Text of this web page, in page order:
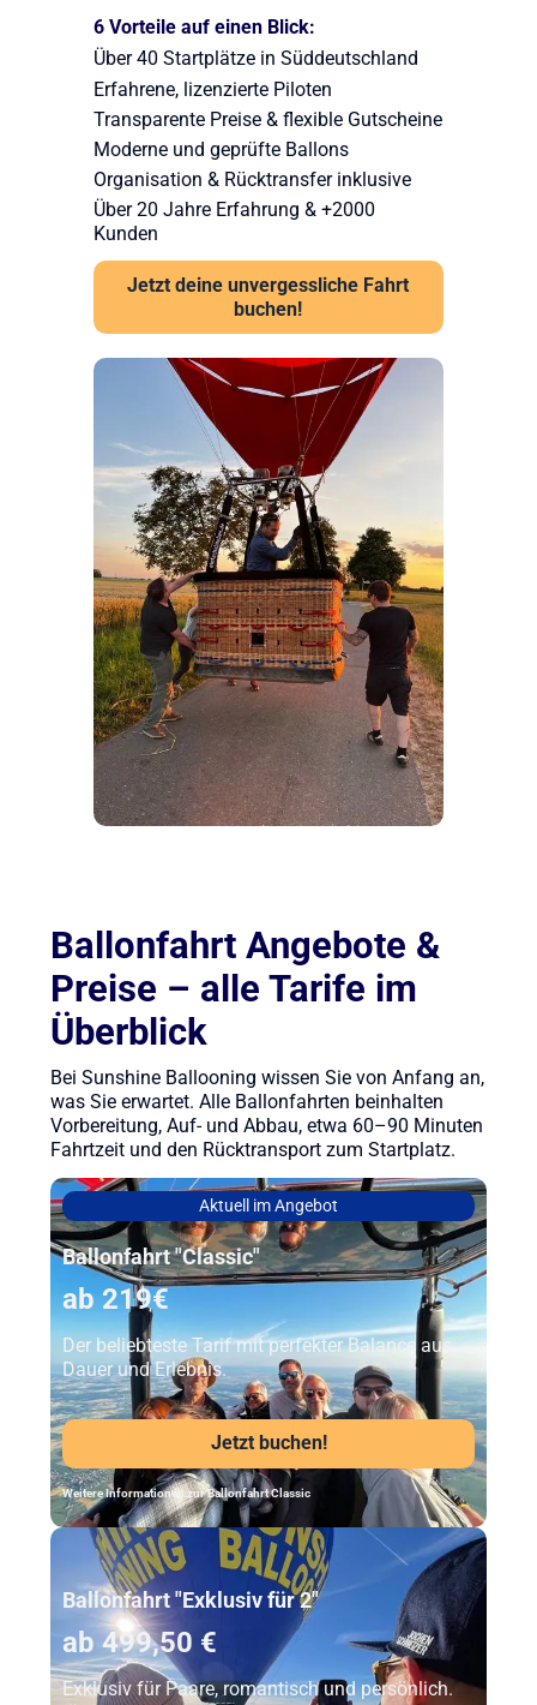
6 Vorteile auf einen Blick:
Über 40 Startplätze in Süddeutschland
Erfahrene, lizenzierte Piloten
Transparente Preise & flexible Gutscheine
Moderne und geprüfte Ballons
Organisation & Rücktransfer inklusive
Über 20 Jahre Erfahrung & +2000
Kunden
Jetzt deine unvergessliche Fahrt
buchen!
Ballonfahrt Angebote &
Preise – alle Tarife im
Überblick
Bei Sunshine Ballooning wissen Sie von Anfang an,
was Sie erwartet. Alle Ballonfahrten beinhalten
Vorbereitung, Auf- und Abbau, etwa 60–90 Minuten
Fahrtzeit und den Rücktransport zum Startplatz.
Aktuell im Angebot
Ballonfahrt "Classic"
ab 219€
Der beliebteste Tarif mit perfekter Balance aus
Dauer und Erlebnis.
Jetzt buchen!
Weitere Informationen zur Ballonfahrt Classic
Unser Beststeller
Ballonfahrt "Exklusiv für 2"
ab 499,50 €
Exklusiv für Paare, romantisch und persönlich.